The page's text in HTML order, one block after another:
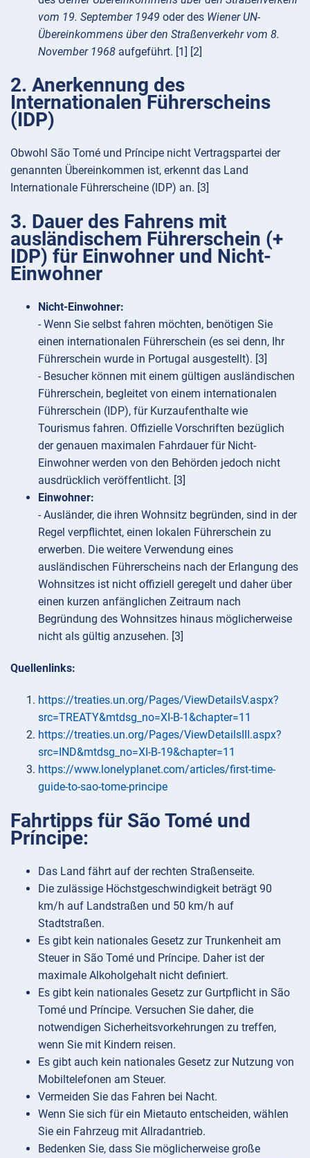
vom 19. September 1949 oder des Wiener UN-
Übereinkommens über den Straßenverkehr vom 8.
November 1968 aufgeführt. [1] [2]
2. Anerkennung des
Internationalen Führerscheins
(IDP)
Obwohl São Tomé und Príncipe nicht Vertragspartei der
genannten Übereinkommen ist, erkennt das Land
Internationale Führerscheine (IDP) an. [3]
3. Dauer des Fahrens mit
ausländischem Führerschein (+
IDP) für Einwohner und Nicht-
Einwohner
Nicht-Einwohner:
- Wenn Sie selbst fahren möchten, benötigen Sie
einen internationalen Führerschein (es sei denn, Ihr
Führerschein wurde in Portugal ausgestellt). [3]
- Besucher können mit einem gültigen ausländischen
Führerschein, begleitet von einem internationalen
Führerschein (IDP), für Kurzaufenthalte wie
Tourismus fahren. Offizielle Vorschriften bezüglich
der genauen maximalen Fahrdauer für Nicht-
Einwohner werden von den Behörden jedoch nicht
ausdrücklich veröffentlicht. [3]
Einwohner:
- Ausländer, die ihren Wohnsitz begründen, sind in der
Regel verpflichtet, einen lokalen Führerschein zu
erwerben. Die weitere Verwendung eines
ausländischen Führerscheins nach der Erlangung des
Wohnsitzes ist nicht offiziell geregelt und daher über
einen kurzen anfänglichen Zeitraum nach
Begründung des Wohnsitzes hinaus möglicherweise
nicht als gültig anzusehen. [3]
Quellenlinks:
https://treaties.un.org/Pages/ViewDetailsV.aspx?
src=TREATY&mtdsg_no=XI-B-1&chapter=11
https://treaties.un.org/Pages/ViewDetailsIII.aspx?
src=IND&mtdsg_no=XI-B-19&chapter=11
https://www.lonelyplanet.com/articles/first-time-
guide-to-sao-tome-principe
Fahrtipps für São Tomé und
Príncipe:
Das Land fährt auf der rechten Straßenseite.
Die zulässige Höchstgeschwindigkeit beträgt 90
km/h auf Landstraßen und 50 km/h auf
Stadtstraßen.
Es gibt kein nationales Gesetz zur Trunkenheit am
Steuer in São Tomé und Príncipe. Daher ist der
maximale Alkoholgehalt nicht definiert.
Es gibt kein nationales Gesetz zur Gurtpflicht in São
Tomé und Príncipe. Versuchen Sie daher, die
notwendigen Sicherheitsvorkehrungen zu treffen,
wenn Sie mit Kindern reisen.
Es gibt auch kein nationales Gesetz zur Nutzung von
Mobiltelefonen am Steuer.
Vermeiden Sie das Fahren bei Nacht.
Wenn Sie sich für ein Mietauto entscheiden, wählen
Sie ein Fahrzeug mit Allradantrieb.
Bedenken Sie, dass Sie möglicherweise große